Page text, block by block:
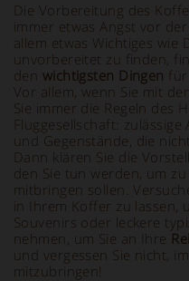
Die Vorbereitung des
immer etwas Angst vor
allem etwas Wichtiges wie
unvorbereitet zu finden,
den wichtigsten Dingen
Vor allem, wenn Sie mit
Sie immer die Regeln des
Fluggesellschaft:
und Gegenstände, die
Dann klären Sie die
den Sie tun werden, um
mitbringen sollen.
in Ihrem Koffer zu lassen,
Souvenirs oder leckere
nehmen, um Sie an Ihre
und vergessen Sie nicht,
mitzubringen!